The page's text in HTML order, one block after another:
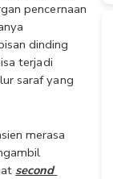
pencernaan
dinding
terjadi
saraf yang
merasa
second